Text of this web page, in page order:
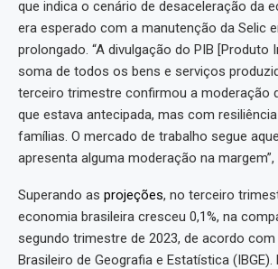
que indica o cenário de desaceleração da
era esperado com a manutenção da Selic
prolongado. “A divulgação do PIB [Produto
soma de todos os bens e serviços
terceiro trimestre confirmou a moderação
que estava antecipada, mas com
famílias. O mercado de trabalho segue
apresenta alguma moderação na margem”,
Superando as projeções, no terceiro
economia brasileira cresceu 0,1%, na
segundo trimestre de 2023, de acordo
Brasileiro de Geografia e Estatística (IBGE).